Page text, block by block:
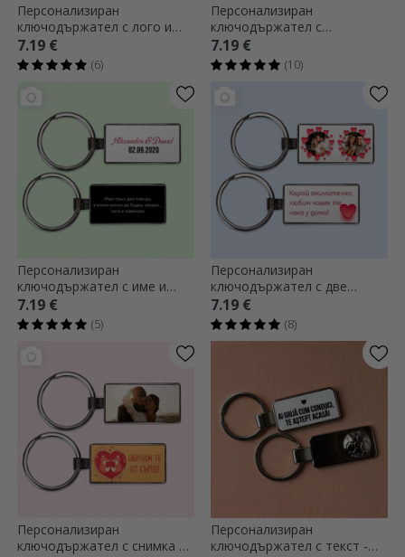
Персонализиран
ключодържател с лого и
име
7.19 €
(6)
Персонализиран
ключодържател с
фотография и текст -
традиционен модел
7.19 €
(10)
Персонализиран
ключодържател с име и
послание
7.19 €
(5)
Персонализиран
ключодържател с две
снимки и текст - модел
„Сърца“
7.19 €
(8)
Персонализиран
ключодържател с снимка и
Персонализиран
ключодържател с текст -